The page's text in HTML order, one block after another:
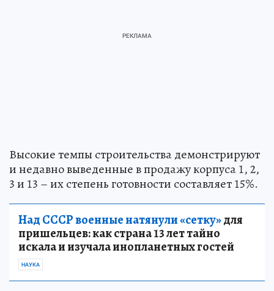
Высокие темпы строительства демонстрируют
и недавно выведенные в продажу корпуса 1, 2,
3 и 13 – их степень готовности составляет 15%.
Над СССР военные натянули «сетку»для
пришельцев: как страна 13 лет тайно
искала и изучала инопланетных гостей
НАУКА